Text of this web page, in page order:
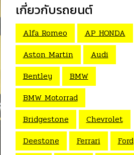
เกี่ยวกับรถยนต์
Alfa Romeo
AP HONDA
Aston Martin
Audi
Bentley
BMW
BMW Motorrad
Bridgestone
Chevrolet
Deestone
Ferrari
Ford